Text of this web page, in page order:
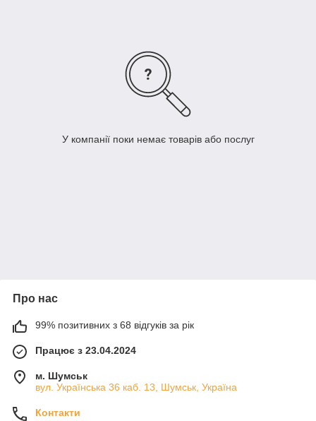
У компанії поки немає товарів або послуг
Про нас
99% позитивних з 68 відгуків за рік
Працює з 23.04.2024
м. Шумськ
вул. Українська 36 каб. 13, Шумськ, Україна
Контакти